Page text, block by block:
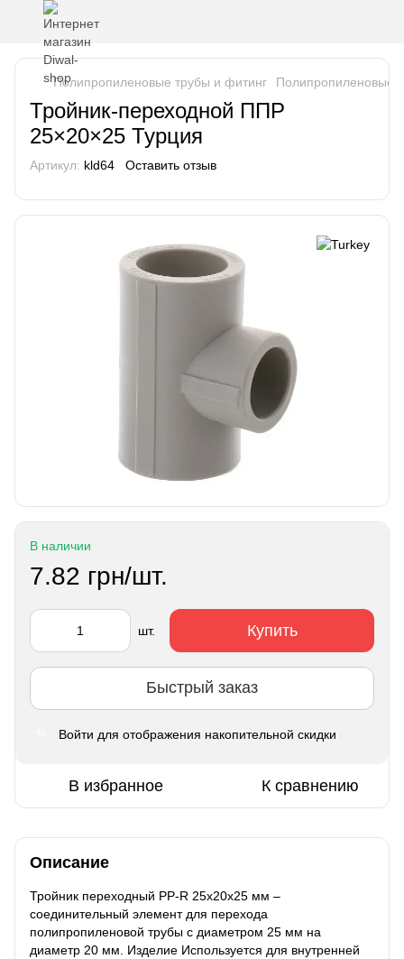
Полипропиленовые трубы и фитинг Полипропиленовые
Тройник-переходной ППР
25×20×25 Турция
Артикул: kld64 Оставить отзыв
В наличии
7.82 грн/шт.
шт. Купить
Быстрый заказ
Войти для отображения накопительной скидки
В избранное К сравнению
Описание
Тройник переходный PP-R 25х20х25 мм –
соединительный элемент для перехода
полипропиленовой трубы с диаметром 25 мм на
диаметр 20 мм. Изделие Используется для внутренней